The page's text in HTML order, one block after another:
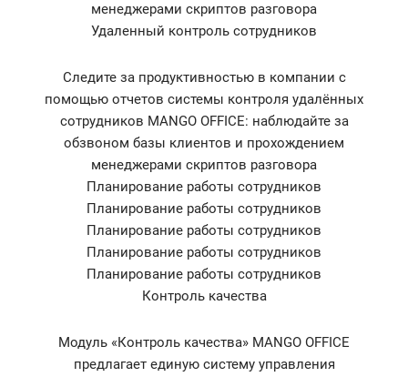
менеджерами скриптов разговора
Удаленный контроль сотрудников
Следите за продуктивностью в компании с
помощью отчетов системы контроля удалённых
сотрудников MANGO OFFICE: наблюдайте за
обзвоном базы клиентов и прохождением
менеджерами скриптов разговора
Планирование работы сотрудников
Планирование работы сотрудников
Планирование работы сотрудников
Планирование работы сотрудников
Планирование работы сотрудников
Контроль качества
Модуль «Контроль качества» MANGO OFFICE
предлагает единую систему управления